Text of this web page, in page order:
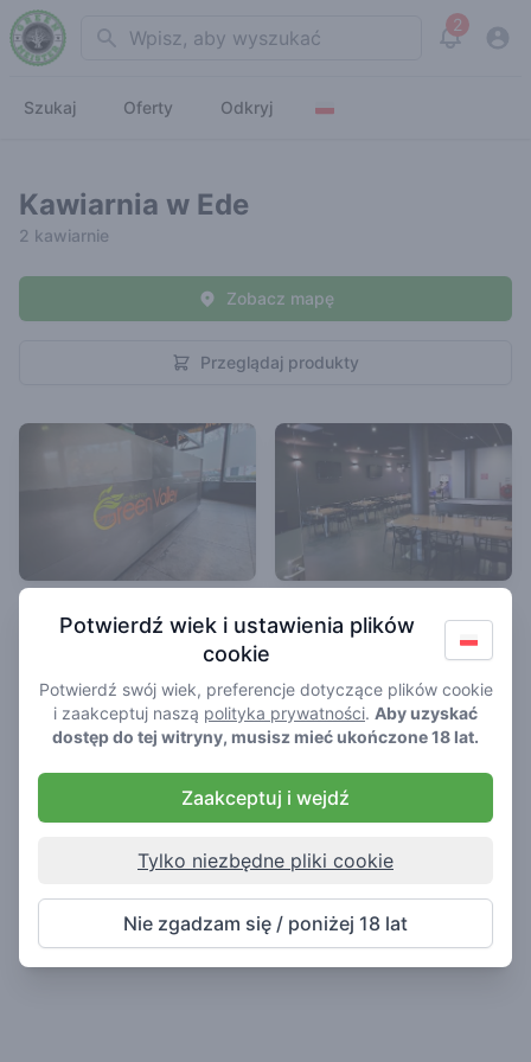
Search 2
View
Szukaj Oferty Odkryj
Kawiarnia w Ede
2 kawiarnie
Przeglądaj produkty
Zobacz mapę
Green Valley
Kawiarnia w Ede
De Kink
Kawiarnia w Ede
Potwierdź wiek i ustawienia plików
cookie
Potwierdź swój wiek, preferencje dotyczące plików cookie
i zaakceptuj naszą polityka prywatności. Aby uzyskać
dostęp do tej witryny, musisz mieć ukończone 18 lat.
Zaakceptuj i wejdź
Tylko niezbędne pliki cookie
Nie zgadzam się / poniżej 18 lat